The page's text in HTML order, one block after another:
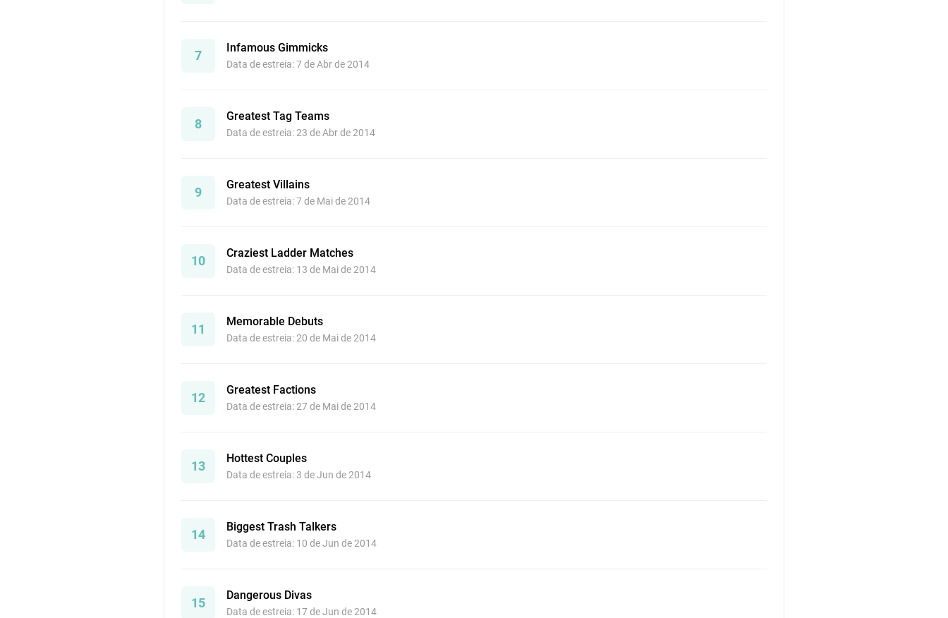
7
Infamous Gimmicks
Data de estreia: 7 de Abr de 2014
8
Greatest Tag Teams
Data de estreia: 23 de Abr de 2014
9
Greatest Villains
Data de estreia: 7 de Mai de 2014
10
Craziest Ladder Matches
Data de estreia: 13 de Mai de 2014
11
Memorable Debuts
Data de estreia: 20 de Mai de 2014
12
Greatest Factions
Data de estreia: 27 de Mai de 2014
13
Hottest Couples
Data de estreia: 3 de Jun de 2014
14
Biggest Trash Talkers
Data de estreia: 10 de Jun de 2014
15
Dangerous Divas
Data de estreia: 17 de Jun de 2014